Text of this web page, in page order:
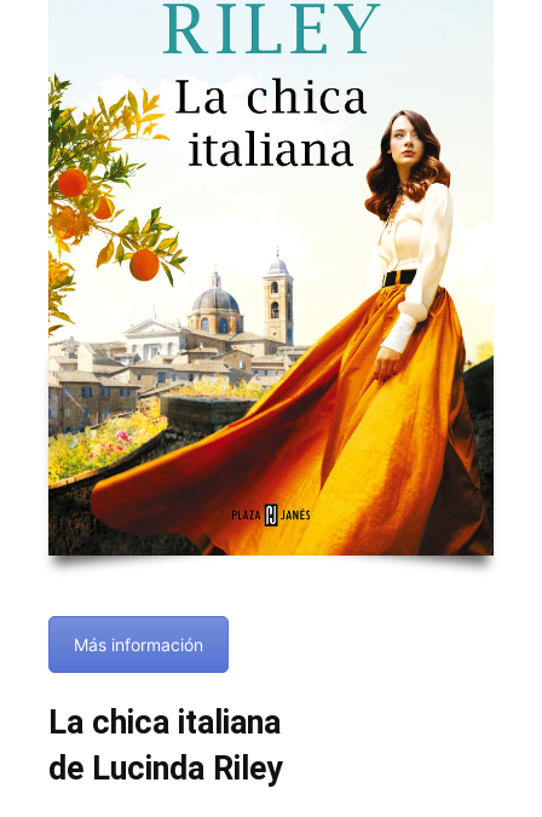
Más información
La chica italiana
de Lucinda Riley